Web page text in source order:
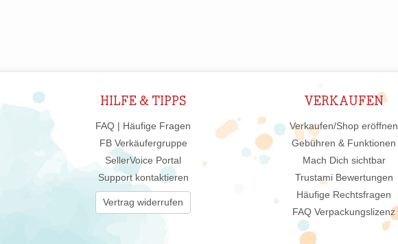
HILFE & TIPPS
FAQ | Häufige Fragen
FB Verkäufergruppe
SellerVoice Portal
Support kontaktieren
Vertrag widerrufen
VERKAUFEN
Verkaufen/Shop eröffnen
Gebühren & Funktionen
Mach Dich sichtbar
Trustami Bewertungen
Häufige Rechtsfragen
FAQ Verpackungslizenz